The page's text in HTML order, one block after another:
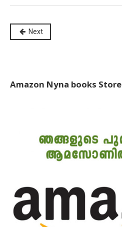
Next
Amazon Nyna books Store